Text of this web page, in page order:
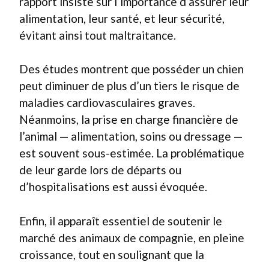
alimentation, leur santé, et leur sécurité,
évitant ainsi tout maltraitance.
Des études montrent que posséder un chien
peut diminuer de plus d’un tiers le risque de
maladies cardiovasculaires graves.
Néanmoins, la prise en charge financière de
l’animal — alimentation, soins ou dressage —
est souvent sous-estimée. La problématique
de leur garde lors de départs ou
d’hospitalisations est aussi évoquée.
Enfin, il apparaît essentiel de soutenir le
marché des animaux de compagnie, en pleine
croissance, tout en soulignant que la